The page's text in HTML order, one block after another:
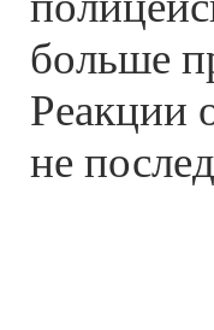
больше
Реакции
не